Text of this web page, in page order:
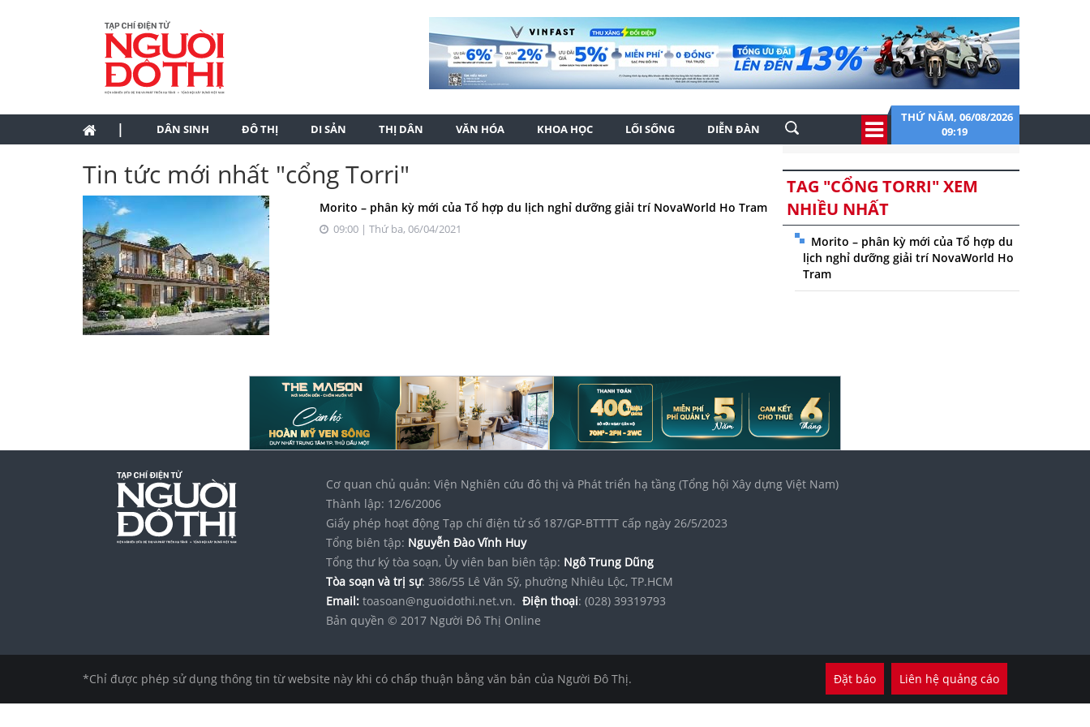
| DÂN SINH ĐÔ THỊ DI SẢN THỊ DÂN VĂN HÓA KHOA HỌC LỐI SỐNG DIỄN ĐÀN
THỨ NĂM, 06/08/2026
09:19
Tin tức mới nhất "cổng Torri"
Morito – phân kỳ mới của Tổ hợp du lịch nghỉ dưỡng giải trí NovaWorld Ho Tram
09:00 | Thứ ba, 06/04/2021
TAG "CỔNG TORRI" XEM
NHIỀU NHẤT
Morito – phân kỳ mới của Tổ hợp du
lịch nghỉ dưỡng giải trí NovaWorld Ho
Tram
Cơ quan chủ quản: Viện Nghiên cứu đô thị và Phát triển hạ tầng (Tổng hội Xây dựng Việt Nam)
Thành lập: 12/6/2006
Giấy phép hoạt động Tạp chí điện tử số 187/GP-BTTTT cấp ngày 26/5/2023
Tổng biên tập: Nguyễn Đào Vĩnh Huy
Tổng thư ký tòa soạn, Ủy viên ban biên tập: Ngô Trung Dũng
Tòa soạn và trị sự: 386/55 Lê Văn Sỹ, phường Nhiêu Lộc, TP.HCM
Email: toasoan@nguoidothi.net.vn. Điện thoại: (028) 39319793
Bản quyền © 2017 Người Đô Thị Online
*Chỉ được phép sử dụng thông tin từ website này khi có chấp thuận bằng văn bản của Người Đô Thị. Đặt báo Liên hệ quảng cáo